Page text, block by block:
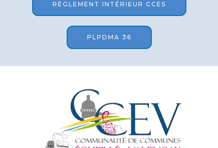
RÈGLEMENT INTÉRIEUR CCES
PLPDMA 36